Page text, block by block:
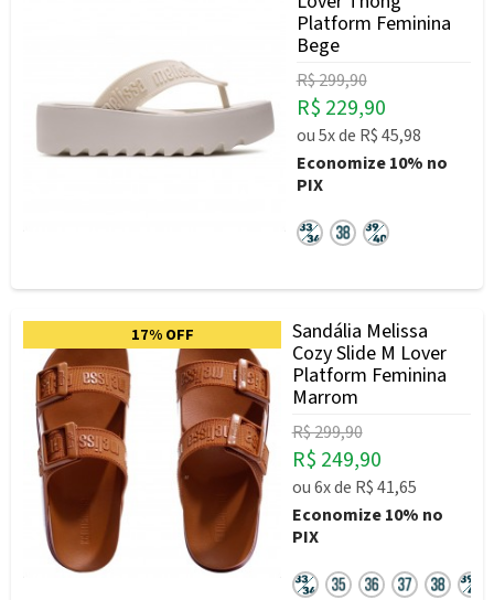
Platform Feminina
Bege
R$ 299,90
R$ 229,90
ou5xde R$ 45,98
Economize10% no
PIX
17% OFF
Sandália Melissa
Cozy Slide M Lover
Platform Feminina
Marrom
R$ 299,90
R$ 249,90
ou6xde R$ 41,65
Economize10% no
PIX